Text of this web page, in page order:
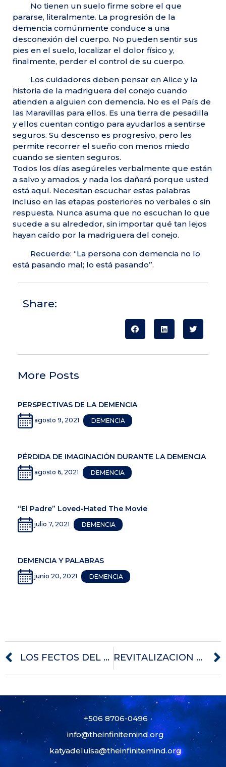
No tienen un suelo firme sobre el que
pararse, literalmente. La progresión de la
demencia comúnmente conduce a una
desconexión del cuerpo. No pueden sentir sus
pies en el suelo, localizar el dolor físico y,
finalmente, perder el control de su cuerpo.
Los cuidadores deben pensar en Alice y la
historia de la madriguera del conejo cuando
atienden a alguien con demencia. No es el País de
las Maravillas para ellos. Es una tierra de pesadilla
y ellos cuentan contigo para ayudarlos a sentirse
seguros. Su descenso es progresivo, pero les
permite recorrer el sueño con menos miedo
cuando se sienten seguros.
Todos los días asegúreles verbalmente que están
a salvo y amados, y nada los dañará porque usted
está aquí. Necesitan escuchar estas palabras
incluso en las etapas posteriores no verbales o sin
respuesta. Nunca asuma que no escuchan lo que
sucede a su alrededor, sin importar qué tan lejos
hayan caído por la madriguera del conejo.
Recuerde: “La persona con demencia no lo
está pasando mal; lo está pasando”.
Share:
More Posts
PERSPECTIVAS DE LA DEMENCIA
agosto 9, 2021 DEMENCIA
PÉRDIDA DE IMAGINACIÓN DURANTE LA DEMENCIA
agosto 6, 2021 DEMENCIA
“El Padre” Loved-Hated The Movie
julio 7, 2021 DEMENCIA
DEMENCIA Y PALABRAS
junio 20, 2021 DEMENCIA
LOS FECTOS DEL AZUCAR REVITALIZACION MUSICAL
+506 8706-0496
info@theinfinitemind.org
katyadeluisa@theinfinitemind.org